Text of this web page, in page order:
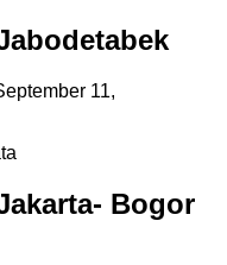
11,
Bogor